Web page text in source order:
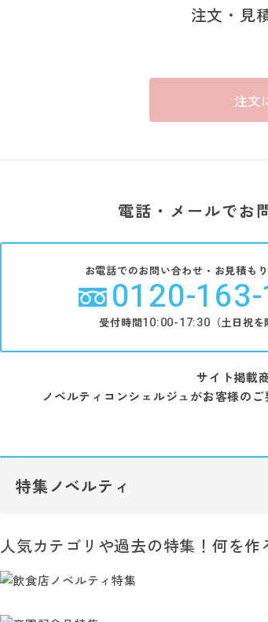
注文・見
注文
電話・メールでお
お電話でのお問い合わせ・お見積も
0120-
受付時間10:00-17:30 （土日祝を
サイト掲載
ノベルティコンシェルジュがお客様の
特集ノベルティ
人気カテゴリや過去の特集！何を